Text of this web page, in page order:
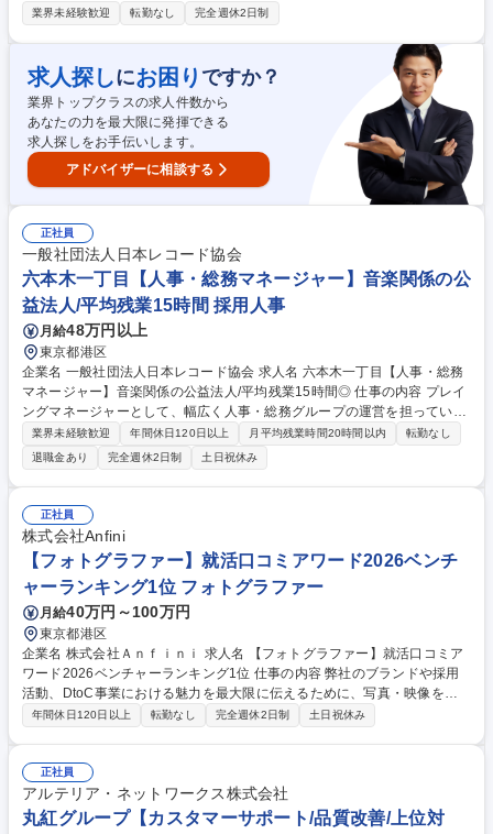
ンクラブサイトや会員向けコンテンツの企画・運営 ■会員数拡大や継続率
ンクラブ施策の企画・推進 ■社内外関係者との調整・進行管理 ■売上・予
算管理、数値分析 ■メンバー育成およびチームマネジメント 募集職種
【ファンクラブ運営】アーティストの魅力を届ける！企画・運営スタッフ
業界未経験歓迎 転勤なし 完全週休2日制
求人探しにお困り ですか？
業界トップクラスの求人件数から
あなたの力を最大限に発揮できる
求人探しをお手伝いします。
アドバイザーに相談する
正社員
一般社団法人日本レコード協会
六本木一丁目【人事・総務マネージャー】音楽関係の公
益法人/平均残業15時間 採用人事
月給48万円以上
東京都港区
企業名 一般社団法人日本レコード協会 求人名 六本木一丁目【人事・総務
マネージャー】音楽関係の公益法人/平均残業15時間◎ 仕事の内容 プレイ
ングマネージャーとして、幅広く人事・総務グループの運営を担っていた
だきます。■グループ運営・マネジメント業務：人事・総務グループの運
営、部員の業務管理・育成・評価、役員・他部署との調整・連携 ■総務業
務：理事会他会議運営、役員登記、秘書業務管理（秘書1名）、会員社入
退会、渉外対応、安全衛生管理、規程改定、オフィス管理（庶務1名）、
庶務業務の統括、その他■人事業務：採用、入退社管理、勤怠/給与管理、
育成（研修/OJT関連）、人事制度（設計/運用）■まずは総務実務や会議運
営で現場を理解し、徐々にマネジメント領域を広げながら、人事・総務部
門の責任者として組織を牽引することを期待します。 募集職種 六本木一
丁目【人事・総務マネージャー】音楽関係の公益法人/平均残業15時間◎
業界未経験歓迎 年間休日120日以上 月平均残業時間20時間以内
転勤なし
退職金あり
完全週休2日制 土日祝休み
正社員
株式会社Anfini
【フォトグラファー】就活口コミアワード2026ベンチ
ャーランキング1位 フォトグラファー
月給40万円～100万円
東京都港区
企業名 株式会社Ａｎｆｉｎｉ 求人名 【フォトグラファー】就活口コミア
ワード2026ベンチャーランキング1位 仕事の内容 弊社のブランドや採用
活動、DtoC事業における魅力を最大限に伝えるために、写真・映像を通
じた表現を担っていただきます。採用広報からDtoCブランドまで、多彩
撮影 ・イベントの記録撮影 ・撮影ディレクション（構図・ライティン
グ・演出） ・撮影データの編集・レタッチ 募集職種 【フォトグラファ
ー】就活口コミアワード2026ベンチャーランキング1位
年間休日120日以上 転勤なし 完全週休2日制 土日祝休み
正社員
アルテリア・ネットワークス株式会社
丸紅グループ【カスタマーサポート/品質改善/上位対